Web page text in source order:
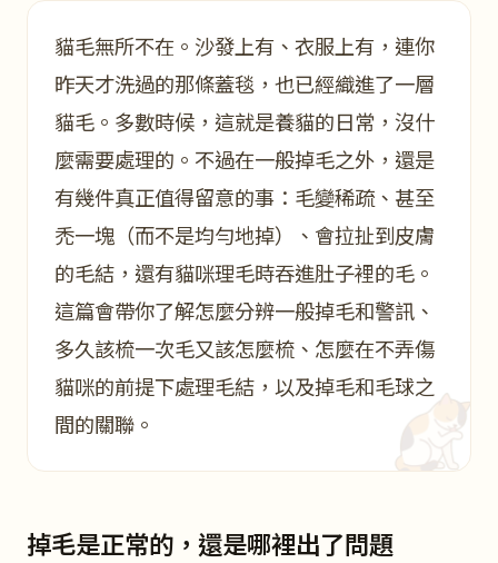
貓毛無所不在。沙發上有、衣服上有，連你
昨天才洗過的那條蓋毯，也已經織進了一層
貓毛。多數時候，這就是養貓的日常，沒什
麼需要處理的。不過在一般掉毛之外，還是
有幾件真正值得留意的事：毛變稀疏、甚至
禿一塊（而不是均勻地掉）、會拉扯到皮膚
的毛結，還有貓咪理毛時吞進肚子裡的毛。
這篇會帶你了解怎麼分辨一般掉毛和警訊、
多久該梳一次毛又該怎麼梳、怎麼在不弄傷
貓咪的前提下處理毛結，以及掉毛和毛球之
間的關聯。
掉毛是正常的，還是哪裡出了問題